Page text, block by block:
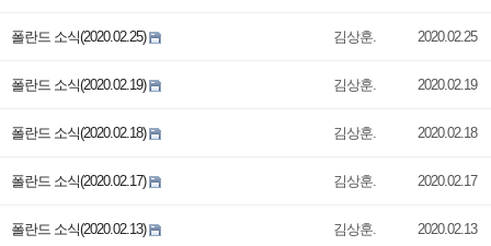
폴란드 소식(2020.02.25) 김상훈. 2020.02.25
폴란드 소식(2020.02.19) 김상훈. 2020.02.19
폴란드 소식(2020.02.18) 김상훈. 2020.02.18
폴란드 소식(2020.02.17) 김상훈. 2020.02.17
폴란드 소식(2020.02.13) 김상훈. 2020.02.13